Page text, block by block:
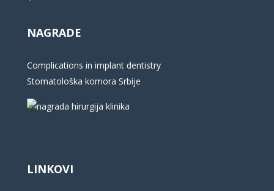
NAGRADE
Complications in implant dentistry
Stomatološka komora Srbije
LINKOVI